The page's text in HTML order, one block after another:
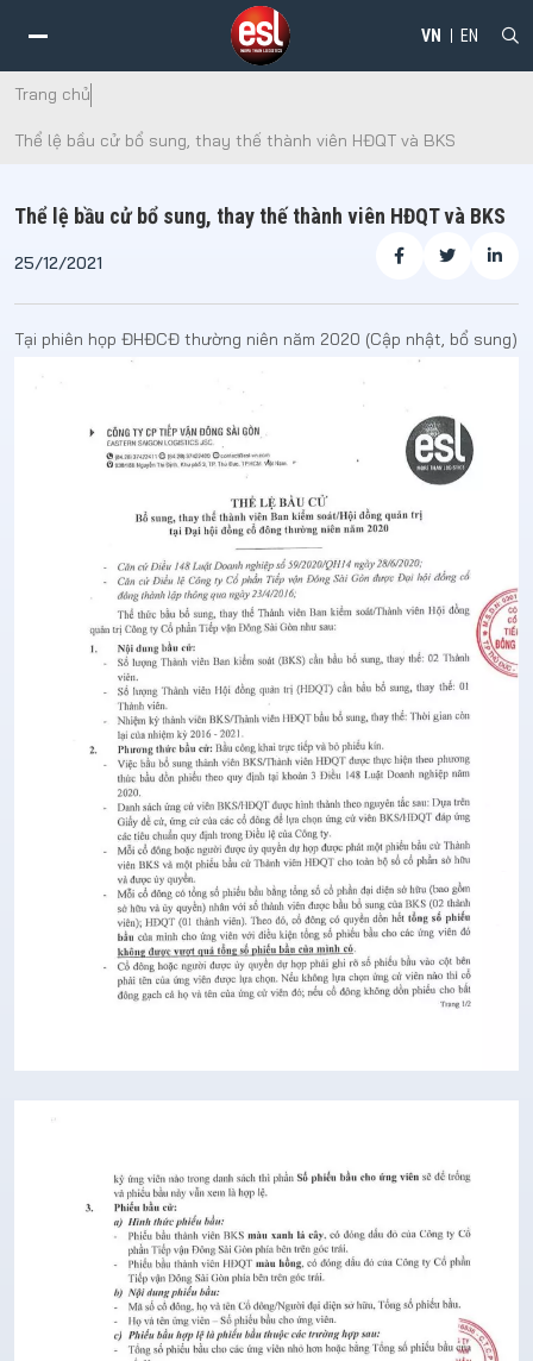
VN EN
Trang chủ
Thể lệ bầu cử bổ sung, thay thế thành viên HĐQT và BKS
Thể lệ bầu cử bổ sung, thay thế thành viên HĐQT và BKS
25/12/2021
Tại phiên họp ĐHĐCĐ thường niên năm 2020 (Cập nhật, bổ sung)